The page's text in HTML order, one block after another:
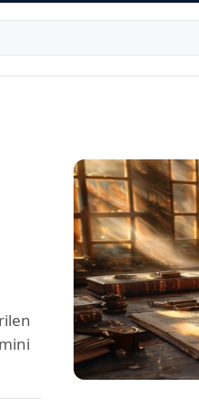
444 30 49E-posta: